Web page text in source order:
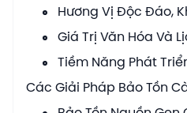
Hương Vị Độc Đáo,
Giá Trị Văn Hóa Và
Tiềm Năng Phát
Các Giải Pháp Bảo Tồn